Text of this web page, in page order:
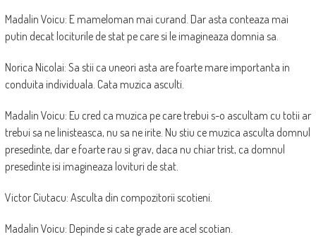
Madalin Voicu: E mameloman mai curand. Dar asta conteaza mai
putin decat lociturile de stat pe care si le imagineaza domnia sa.
Norica Nicolai: Sa stii ca uneori asta are foarte mare importanta in
conduita individuala. Cata muzica asculti.
Madalin Voicu: Eu cred ca muzica pe care trebui s-o ascultam cu totii ar
trebui sa ne linisteasca, nu sa ne irite. Nu stiu ce muzica asculta domnul
presedinte, dar e foarte rau si grav, daca nu chiar trist, ca domnul
presedinte isi imagineaza lovituri de stat.
Victor Ciutacu: Asculta din compozitorii scotieni.
Madalin Voicu: Depinde si cate grade are acel scotian.